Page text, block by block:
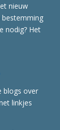
nieuw
bestemming
nodig? Het
blogs over
linkjes